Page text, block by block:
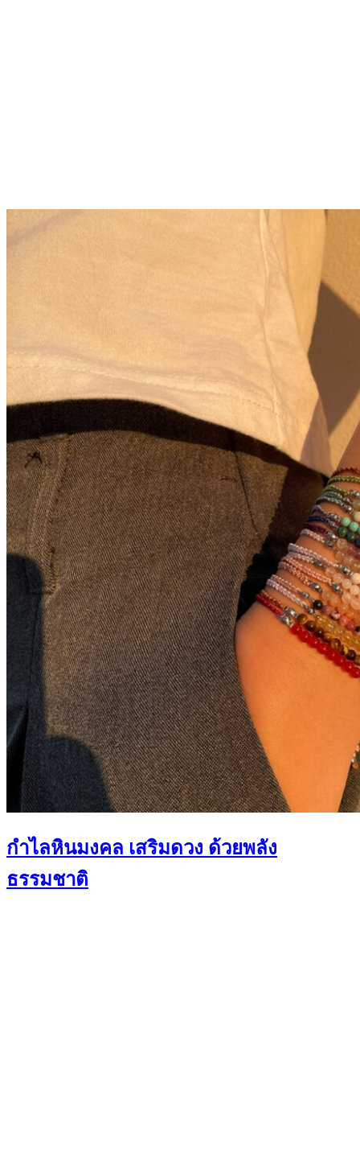
กำไลหินมงคล เสริมดวง ด้วยพลัง
ธรรมชาติ